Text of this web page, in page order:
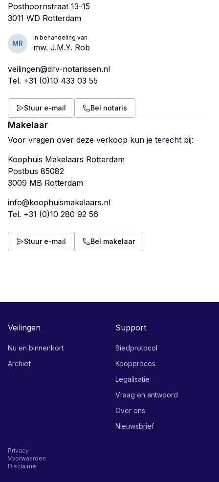
Posthoornstraat 13-15
MR
In behandeling van
mw. J.M.Y. Rob
veilingen@drv-notarissen.nl
Tel. +31 (0)10 433 03 55
Stuur e-mail Bel notaris
Makelaar
Voor vragen over deze verkoop kun je terecht bij:
Koophuis Makelaars Rotterdam
Postbus 85082
info@koophuismakelaars.nl
Tel. +31 (0)10 280 92 56
Stuur e-mail Bel makelaar
Veilingen
Nu en binnenkort
Archief
Support
Biedprotocol
Koopproces
Legalisatie
Vraag en antwoord
Over ons
Nieuwsbrief
Privacy
Voorwaarden
Disclaimer